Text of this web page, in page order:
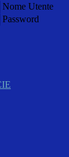
Nome Utente
Password